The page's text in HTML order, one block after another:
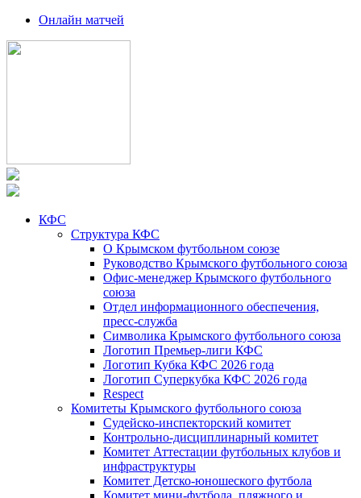
Онлайн матчей
КФС
Структура КФС
О Крымском футбольном союзе
Руководство Крымского футбольного союза
Офис-менеджер Крымского футбольного
союза
Отдел информационного обеспечения,
пресс-служба
Символика Крымского футбольного союза
Логотип Премьер-лиги КФС
Логотип Кубка КФС 2026 года
Логотип Суперкубка КФС 2026 года
Respect
Комитеты Крымского футбольного союза
Судейско-инспекторский комитет
Контрольно-дисциплинарный комитет
Комитет Аттестации футбольных клубов и
инфраструктуры
Комитет Детско-юношеского футбола
Комитет мини-футбола, пляжного и